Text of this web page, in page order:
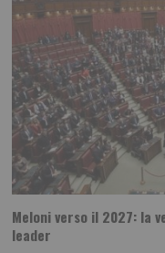
Meloni verso il 2027: la
leader